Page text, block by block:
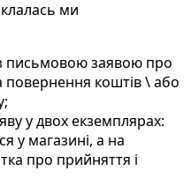
ми
письмовою заявою про
повернення коштів \ або
у двох екземплярах:
у магазині, а на
про прийняття і